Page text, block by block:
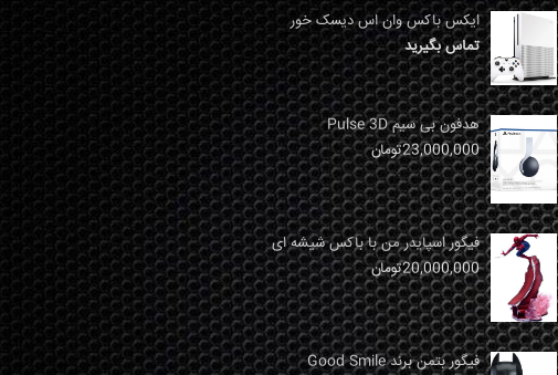
ایکس باکس وان اس دیسک خور
تماس بگیرید
هدفون بی سیم Pulse 3D
23,000,000تومان
فیگور اسپایدر من با باکس شیشه ای
20,000,000تومان
فیگور بتمن برند Good Smile